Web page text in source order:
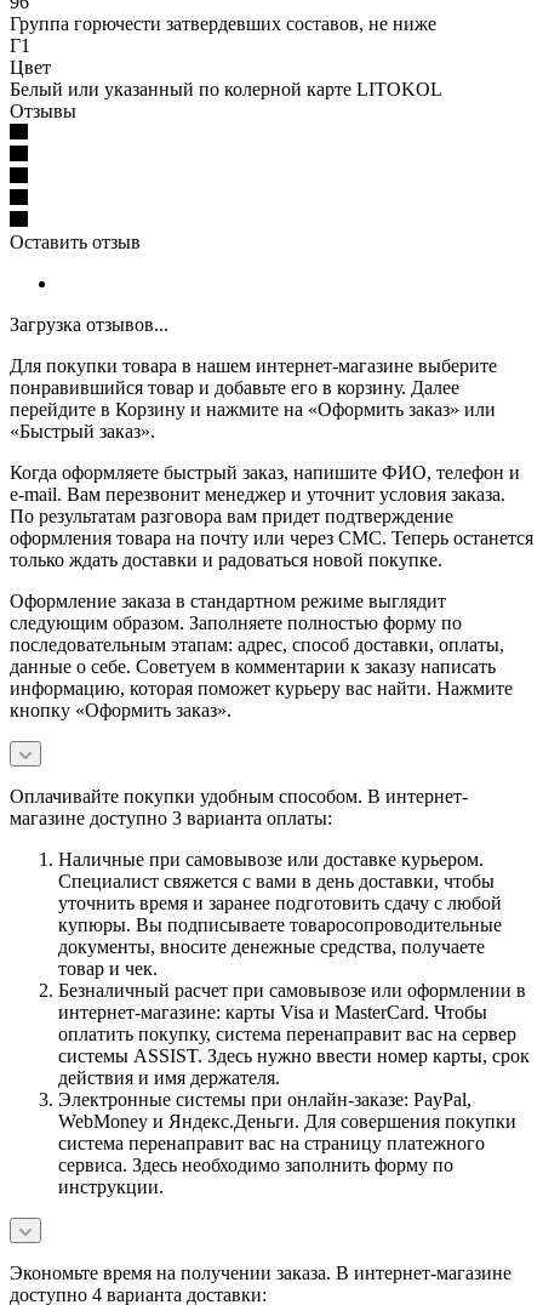
Группа горючести затвердевших составов, не ниже
Г1
Цвет
Белый или указанный по колерной карте LITOKOL
Отзывы
Оставить отзыв
Загрузка отзывов...
Для покупки товара в нашем интернет-магазине выберите
понравившийся товар и добавьте его в корзину. Далее
перейдите в Корзину и нажмите на «Оформить заказ» или
«Быстрый заказ».
Когда оформляете быстрый заказ, напишите ФИО, телефон и
e-mail. Вам перезвонит менеджер и уточнит условия заказа.
По результатам разговора вам придет подтверждение
оформления товара на почту или через СМС. Теперь останется
только ждать доставки и радоваться новой покупке.
Оформление заказа в стандартном режиме выглядит
следующим образом. Заполняете полностью форму по
последовательным этапам: адрес, способ доставки, оплаты,
данные о себе. Советуем в комментарии к заказу написать
информацию, которая поможет курьеру вас найти. Нажмите
кнопку «Оформить заказ».
Оплачивайте покупки удобным способом. В интернет-
магазине доступно 3 варианта оплаты:
Наличные при самовывозе или доставке курьером.
Специалист свяжется с вами в день доставки, чтобы
уточнить время и заранее подготовить сдачу с любой
купюры. Вы подписываете товаросопроводительные
документы, вносите денежные средства, получаете
товар и чек.
Безналичный расчет при самовывозе или оформлении в
интернет-магазине: карты Visa и MasterCard. Чтобы
оплатить покупку, система перенаправит вас на сервер
системы ASSIST. Здесь нужно ввести номер карты, срок
действия и имя держателя.
Электронные системы при онлайн-заказе: PayPal,
WebMoney и Яндекс.Деньги. Для совершения покупки
система перенаправит вас на страницу платежного
сервиса. Здесь необходимо заполнить форму по
инструкции.
Экономьте время на получении заказа. В интернет-магазине
доступно 4 варианта доставки: